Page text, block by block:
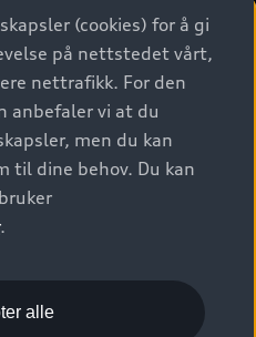
(cookies) for å gi
på nettstedet vårt,
nettrafikk. For den
anbefaler vi at du
men du kan
til dine behov. Du kan
.
alle
Reserved.